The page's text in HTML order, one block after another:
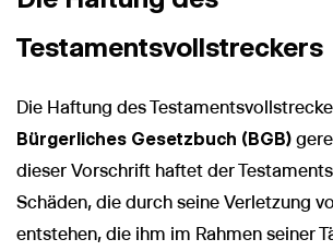
Testamentsvollstreckers
Die Haftung des
Bürgerliches Gesetzbuch (BGB)
dieser Vorschrift haftet der
Schäden, die durch seine Verletzung
entstehen, die ihm im Rahmen seiner